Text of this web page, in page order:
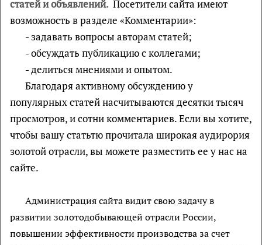
статей и объявлений. Посетители сайта имеют
возможность в разделе «Комментарии»:
- задавать вопросы авторам статей;
- обсуждать публикацию с коллегами;
- делиться мнениями и опытом.
Благодаря активному обсуждению у
популярных статей насчитываются десятки тысяч
просмотров, и сотни комментариев. Если вы хотите,
чтобы вашу статьтю прочитала широкая аудирория
золотой отрасли, вы можете разместить ее у нас на
сайте.
Администрация сайта видит свою задачу в
развитии золотодобывающей отрасли России,
повышении эффективности производства за счет